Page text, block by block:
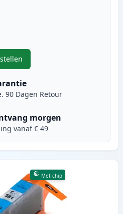
te passen
,Canon CLI-581XXL (1998C001)
90 Dagen Retour
morgen
vanaf € 49
Met chip